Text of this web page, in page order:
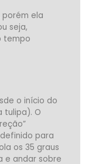
porém ela
seja,
tempo
o início do
tulipa). O
para
os 35 graus
e andar sobre